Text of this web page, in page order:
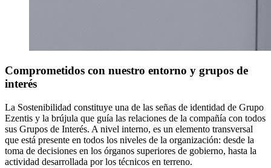
Comprometidos con nuestro entorno y grupos de
interés
La Sostenibilidad constituye una de las señas de identidad de Grupo
Ezentis y la brújula que guía las relaciones de la compañía con todos
sus Grupos de Interés. A nivel interno, es un elemento transversal
que está presente en todos los niveles de la organización: desde la
toma de decisiones en los órganos superiores de gobierno, hasta la
actividad desarrollada por los técnicos en terreno.